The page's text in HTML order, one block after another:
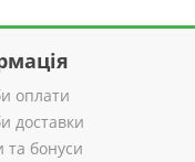
оплати
доставки
та бонуси